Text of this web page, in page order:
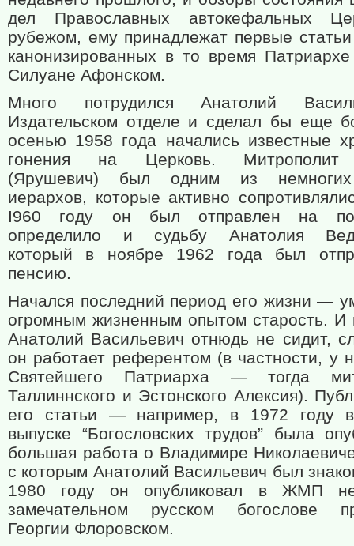
дел Православных автокефальных
рубежом, ему принадлежат первые
канонизированных в то время
Силуане Афонском.
Много потрудился Анатолий
Издательском отделе и сделал бы еще
осенью 1958 года начались известные
гонения на Церковь. Митрополит
(Ярушевич) был одним из
иерархов, которые активно
I960 году он был отправлен на
определило и судьбу Анатолия
который в ноябре 1962 года был
пенсию.
Начался последний период его жизни —
огромным жизненным опытом старость. И
Анатолий Васильевич отнюдь не сидит,
он работает референтом (в частности, у
Святейшего Патриарха — тогда
Таллиннского и Эстонского Алексия).
его статьи — например, в 1972 году
выпуске “Богословских трудов” была
большая работа о Владимире
с которым Анатолий Васильевич был
1980 году он опубликовал в ЖМП
замечательном русском богослове
Георгии Флоровском.